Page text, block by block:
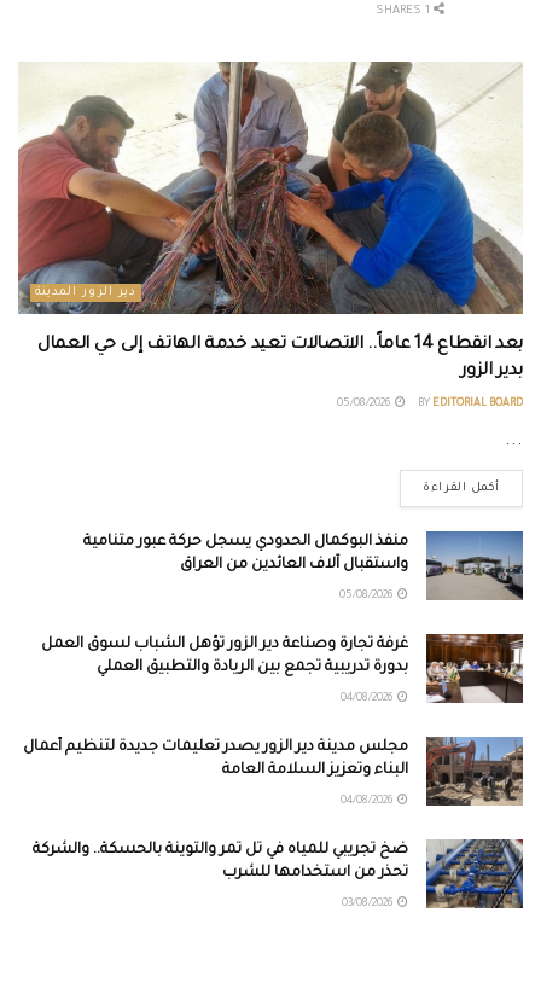
دير الزور المدينة
بعد انقطاع 14 عاماً.. الاتصالات تعيد خدمة الهاتف إلى حي العمال
بدير الزور
BY EDITORIAL BOARD
...
أكمل القراءة
منفذ البوكمال الحدودي يسجل حركة عبور متنامية
واستقبال آلاف العائدين من العراق
غرفة تجارة وصناعة دير الزور تؤهل الشباب لسوق العمل
بدورة تدريبية تجمع بين الريادة والتطبيق العملي
مجلس مدينة دير الزور يصدر تعليمات جديدة لتنظيم أعمال
البناء وتعزيز السلامة العامة
ضخ تجريبي للمياه في تل تمر والتوينة بالحسكة.. والشركة
تحذر من استخدامها للشرب